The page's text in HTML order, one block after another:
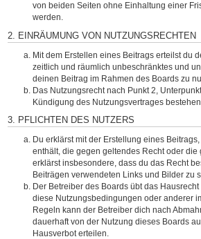
von beiden Seiten ohne Einhaltung einer
werden.
2. EINRÄUMUNG VON NUTZUNGSRECHTEN
Mit dem Erstellen eines Beitrags erteilst du
zeitlich und räumlich unbeschränktes und
deinen Beitrag im Rahmen des Boards zu
Das Nutzungsrecht nach Punkt 2,
Kündigung des Nutzungsvertrages bestehen.
3. PFLICHTEN DES NUTZERS
Du erklärst mit der Erstellung eines
enthält, die gegen geltendes Recht oder die
erklärst insbesondere, dass du das Recht
Beiträgen verwendeten Links und Bilder zu
Der Betreiber des Boards übt das
diese Nutzungsbedingungen oder anderer
Regeln kann der Betreiber dich nach
dauerhaft von der Nutzung dieses Boards
Hausverbot erteilen.